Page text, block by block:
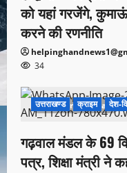
को यहां गरजेंगे,
करने की रणनीति
34
1 minute read
उत्तराखण्ड क्राइम देश-
गढ़वाल मंडल के 69
पत्र, शिक्षा मंत्री ने